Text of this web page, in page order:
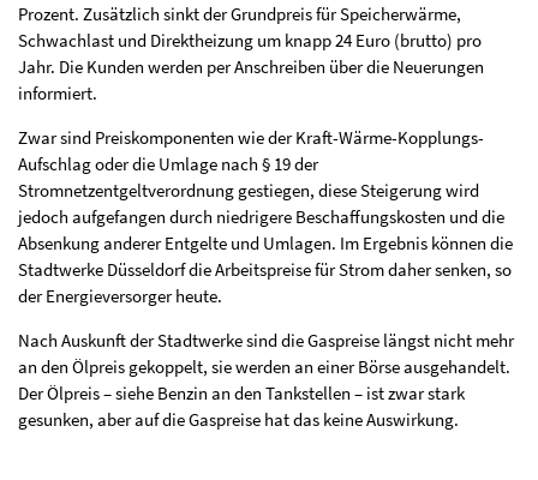
Prozent. Zusätzlich sinkt der Grundpreis für Speicherwärme,
Schwachlast und Direktheizung um knapp 24 Euro (brutto) pro
Jahr. Die Kunden werden per Anschreiben über die Neuerungen
informiert.
Zwar sind Preiskomponenten wie der Kraft-Wärme-Kopplungs-
Aufschlag oder die Umlage nach § 19 der
Stromnetzentgeltverordnung gestiegen, diese Steigerung wird
jedoch aufgefangen durch niedrigere Beschaffungskosten und die
Absenkung anderer Entgelte und Umlagen. Im Ergebnis können die
Stadtwerke Düsseldorf die Arbeitspreise für Strom daher senken, so
der Energieversorger heute.
Nach Auskunft der Stadtwerke sind die Gaspreise längst nicht mehr
an den Ölpreis gekoppelt, sie werden an einer Börse ausgehandelt.
Der Ölpreis – siehe Benzin an den Tankstellen – ist zwar stark
gesunken, aber auf die Gaspreise hat das keine Auswirkung.